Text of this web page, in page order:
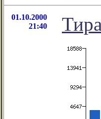
01.10.2000
21:40